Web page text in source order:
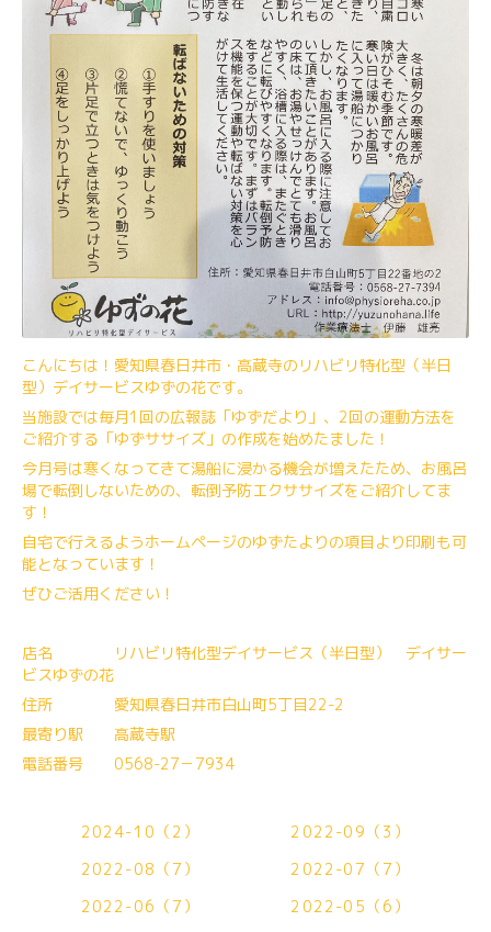
こんにちは！愛知県春日井市・高蔵寺のリハビリ特化型（半日
型）デイサービスゆずの花です。
当施設では毎月1回の広報誌「ゆずだより」、2回の運動方法を
ご紹介する「ゆずササイズ」の作成を始めたました！
今月号は寒くなってきて湯船に浸かる機会が増えたため、お風呂
場で転倒しないための、転倒予防エクササイズをご紹介してま
す！
自宅で行えるようホームページのゆずたよりの項目より印刷も可
能となっています！
ぜひご活用ください！
店名 リハビリ特化型デイサービス（半日型） デイサー
ビスゆずの花
住所 愛知県春日井市白山町5丁目22-2
最寄り駅 高蔵寺駅
電話番号 0568-27－7934
2024-10（2）
2022-09（3）
2022-08（7）
2022-07（7）
2022-06（7）
2022-05（6）